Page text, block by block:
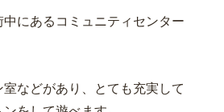
にあるコミュニティセンター
などがあり、とても充実して